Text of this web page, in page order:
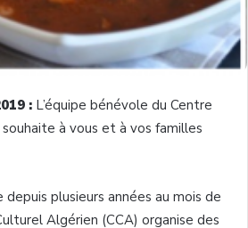
: L’équipe bénévole du Centre
à vous et à vos familles
plusieurs années au mois de
Algérien (CCA) organise des